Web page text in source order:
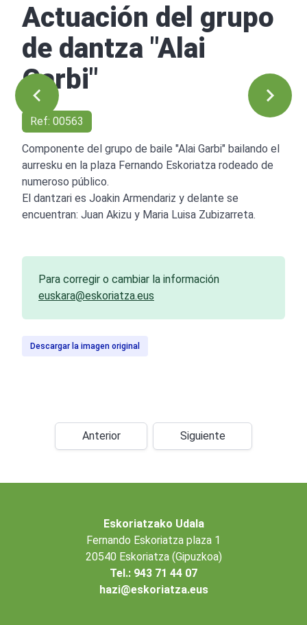
Actuación del grupo
de dantza "Alai
Garbi"
Ref: 00563
Componente del grupo de baile "Alai Garbi" bailando el
aurresku en la plaza Fernando Eskoriatza rodeado de
numeroso público.
El dantzari es Joakin Armendariz y delante se
encuentran: Juan Akizu y Maria Luisa Zubizarreta.
Para corregir o cambiar la información
euskara@eskoriatza.eus
Descargar la imagen original
Anterior Siguiente
Eskoriatzako Udala
Fernando Eskoriatza plaza 1
20540 Eskoriatza (Gipuzkoa)
Tel.: 943 71 44 07
hazi@eskoriatza.eus